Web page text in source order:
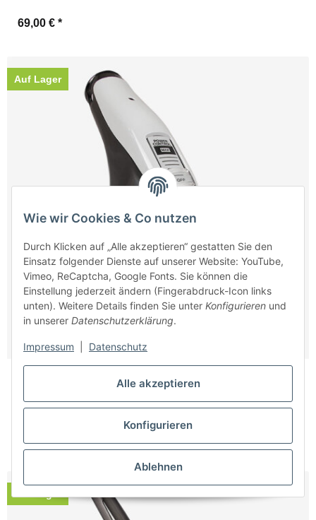
69,00 € *
Auf Lager
Lieferzeit:1 - 3 Werktage(DE - Ausland abweichend)
Alle akzeptieren
Konfigurieren
Ablehnen
Wie wir Cookies & Co nutzen
Durch Klicken auf „Alle akzeptieren“ gestatten Sie den
Einsatz folgender Dienste auf unserer Website: YouTube,
Vimeo, ReCaptcha, Google Fonts. Sie können die
Einstellung jederzeit ändern (Fingerabdruck-Icon links
unten). Weitere Details finden Sie unter Konfigurieren und
in unserer Datenschutzerklärung.
Impressum Datenschutz